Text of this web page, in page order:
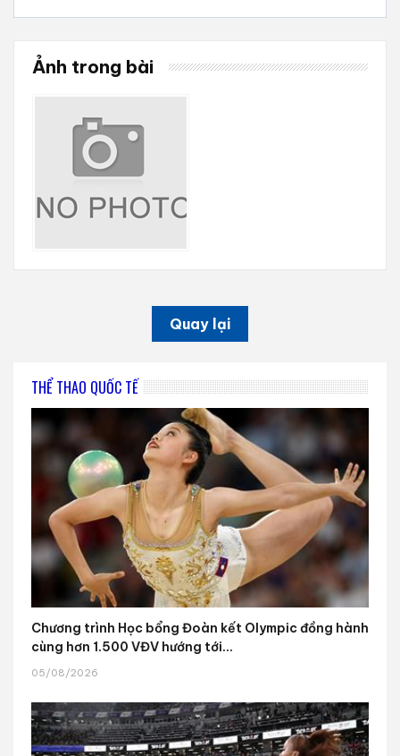
Ảnh trong bài
Quay lại
THỂ THAO QUỐC TẾ
Chương trình Học bổng Đoàn kết Olympic đồng hành
cùng hơn 1.500 VĐV hướng tới...
05/08/2026